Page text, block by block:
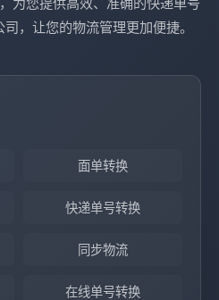
，让您的物流管理更加便捷。
面单转换
快递单号转换
同步物流
在线单号转换